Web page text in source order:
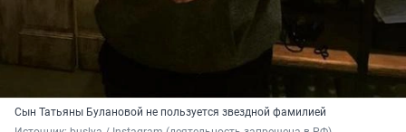
Сын Татьяны Булановой не пользуется звездной фамилией